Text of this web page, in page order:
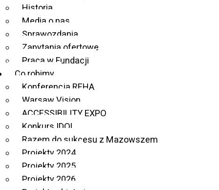
Historia
Media o nas
Sprawozdania
Zapytania ofertowe
Praca w Fundacji
Co robimy
Konferencja REHA
Warsaw Vision
ACCESSIBILITY EXPO
Konkurs IDOL
Razem do sukcesu z Mazowszem
Projekty 2024
Projekty 2025
Projekty 2026